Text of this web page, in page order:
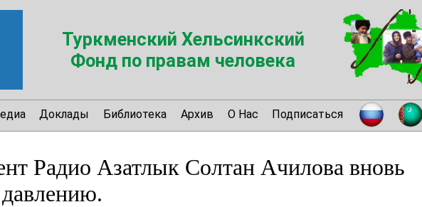
Туркменский Хельсинкский
Фонд по правам человека
Доклады Библиотека Архив О Нас Подписаться
Радио Азатлык Солтан Ачилова вновь
давлению.